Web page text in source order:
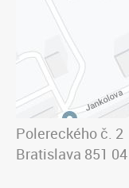
Polereckého č. 2
Bratislava 851 04